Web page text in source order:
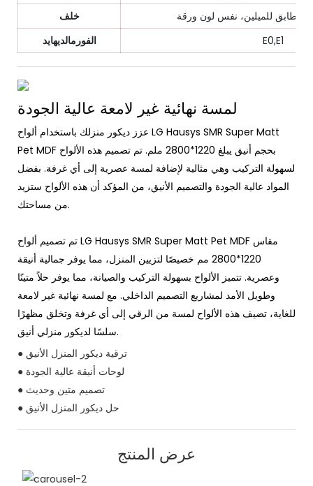
خلف
الفورمالديهايد
E0,E1
عزز ديكور منزلك باستخدام ألواح LG Hausys SMR Super Matt
Pet MDF بحجم أنيق يبلغ 1220*2800 ملم. تم تصميم هذه الألواح
لسهولة التركيب وهي مثالية لإضافة لمسة عصرية إلى أي غرفة. بفضل
المواد عالية الجودة والتصميم الأنيق، من المؤكد أن هذه الألواح ستزيد
من مساحتك.
تم تصميم ألواح LG Hausys SMR Super Matt Pet MDF مقاس
1220*2800 مم خصيصًا لتزيين المنزل، مما يوفر جمالية أنيقة
وعصرية. تتميز الألواح بسهولة التركيب والصيانة، مما يوفر حلاً متينًا
وطويل الأمد لمشاريع التصميم الداخلي. مع لمسة نهائية غير لامعة
للغاية، تضيف هذه الألواح لمسة من الرقي إلى أي غرفة وتخلق مظهرًا
سلسًا لديكور منزلي أنيق.
● ترقية ديكور المنزل الأنيق
● لوحات أنيقة عالية الجودة
● تصميم متين وحديث
● حل ديكور المنزل الأنيق
عرض المنتج